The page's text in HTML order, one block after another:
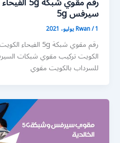
سيرفس 5g
Rwan/1 يوليو، 2021
الكويت تركيب مقوي شبكات
للسرداب بالكويت مقوي